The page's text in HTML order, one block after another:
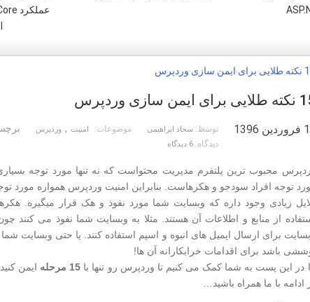
سازی وردپرس
1396 توسط:سجاد ابراهیمی موضوعات: امنیت , وردپرس
دیدگاه:6 دیدگاه
محبوب ترین پلتفرم مدیریت محتواست که نه تنها مورد توجه
توجه افراد سودجو و هکرهاست. بنابراین امنیت وردپرس همواره مورد
زیادی وجود داره که وبسایت شما مورد نفوذ و هک قرار میگیره.
از منابع و اطلاعات آن هستند. مثلا به وبسایت شما نفوذ می کنند
برای ارسال ایمیل های انبوه و اسپم استفاده کنند. یا حتی وبسایت
باشد برای اقدامات خرابکارانه آن ها!
در این پست به شما کمک می کنیم تا وردپرس رو تنها با 15 مرحله
ایمن
ادامه با ما همراه باشید…